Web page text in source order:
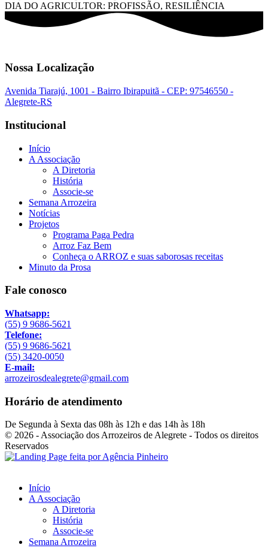
DIA DO AGRICULTOR: PROFISSÃO, RESILIÊNCIA
Nossa Localização
Avenida Tiarajú, 1001 - Bairro Ibirapuitã - CEP: 97546550 -
Alegrete-RS
Institucional
Início
A Associação
A Diretoria
História
Associe-se
Semana Arrozeira
Notícias
Projetos
Programa Paga Pedra
Arroz Faz Bem
Conheça o ARROZ e suas saborosas receitas
Minuto da Prosa
Fale conosco
Whatsapp:
(55) 9 9686-5621
Telefone:
(55) 9 9686-5621
(55) 3420-0050
E-mail:
arrozeirosdealegrete@gmail.com
Horário de atendimento
De Segunda à Sexta das 08h às 12h e das 14h às 18h
© 2026 - Associação dos Arrozeiros de Alegrete - Todos os direitos
Reservados
Início
A Associação
A Diretoria
História
Associe-se
Semana Arrozeira